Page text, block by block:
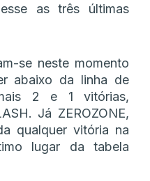
as três últimas
se neste momento
abaixo da linha de
2 e 1 vitórias,
Já ZEROZONE,
qualquer vitória na
lugar da tabela